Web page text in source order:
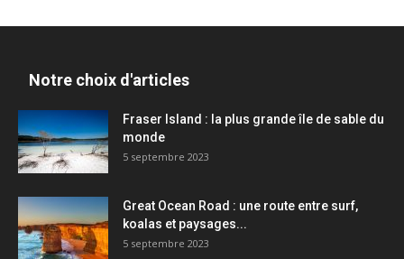
Notre choix d'articles
Fraser Island : la plus grande île de sable du
monde
5 septembre 2023
Great Ocean Road : une route entre surf,
koalas et paysages...
5 septembre 2023